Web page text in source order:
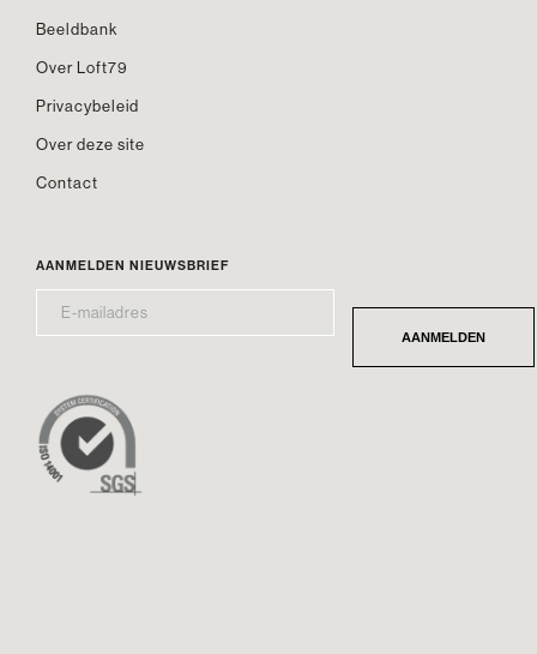
Beeldbank
Over Loft79
Privacybeleid
Over deze site
Contact
AANMELDEN NIEUWSBRIEF
MAILADRES* AANMELDEN